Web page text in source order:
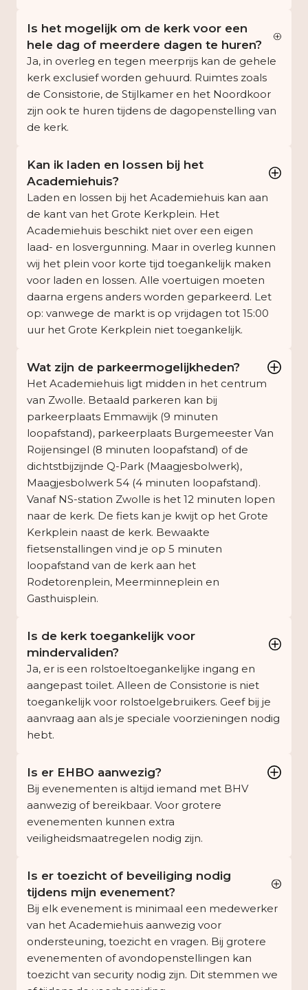
Is het mogelijk om de kerk voor een
hele dag of meerdere dagen te huren?
Ja, in overleg en tegen meerprijs kan de gehele
kerk exclusief worden gehuurd. Ruimtes zoals
de Consistorie, de Stijlkamer en het Noordkoor
zijn ook te huren tijdens de dagopenstelling van
de kerk.
Kan ik laden en lossen bij het
Academiehuis?
Laden en lossen bij het Academiehuis kan aan
de kant van het Grote Kerkplein. Het
Academiehuis beschikt niet over een eigen
laad- en losvergunning. Maar in overleg kunnen
wij het plein voor korte tijd toegankelijk maken
voor laden en lossen. Alle voertuigen moeten
daarna ergens anders worden geparkeerd. Let
op: vanwege de markt is op vrijdagen tot 15:00
uur het Grote Kerkplein niet toegankelijk.
Wat zijn de parkeermogelijkheden?
Het Academiehuis ligt midden in het centrum
van Zwolle. Betaald parkeren kan bij
parkeerplaats Emmawijk (9 minuten
loopafstand), parkeerplaats Burgemeester Van
Roijensingel (8 minuten loopafstand) of de
dichtstbijzijnde Q-Park (Maagjesbolwerk),
Maagjesbolwerk 54 (4 minuten loopafstand).
Vanaf NS-station Zwolle is het 12 minuten lopen
naar de kerk. De fiets kan je kwijt op het Grote
Kerkplein naast de kerk. Bewaakte
fietsenstallingen vind je op 5 minuten
loopafstand van de kerk aan het
Rodetorenplein, Meerminneplein en
Gasthuisplein.
Is de kerk toegankelijk voor
mindervaliden?
Ja, er is een rolstoeltoegankelijke ingang en
aangepast toilet. Alleen de Consistorie is niet
toegankelijk voor rolstoelgebruikers. Geef bij je
aanvraag aan als je speciale voorzieningen nodig
hebt.
Is er EHBO aanwezig?
Bij evenementen is altijd iemand met BHV
aanwezig of bereikbaar. Voor grotere
evenementen kunnen extra
veiligheidsmaatregelen nodig zijn.
Is er toezicht of beveiliging nodig
tijdens mijn evenement?
Bij elk evenement is minimaal een medewerker
van het Academiehuis aanwezig voor
ondersteuning, toezicht en vragen. Bij grotere
evenementen of avondopenstellingen kan
toezicht van security nodig zijn. Dit stemmen we